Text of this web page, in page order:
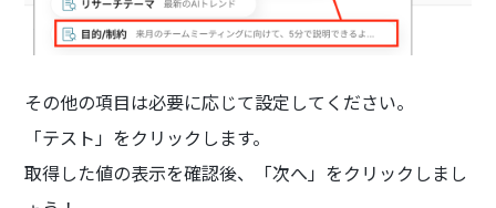
その他の項目は必要に応じて設定してください。
「テスト」をクリックします。
取得した値の表示を確認後、「次へ」をクリックしまし